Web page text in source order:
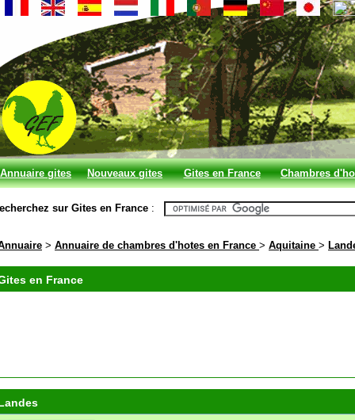
Annuaire gites Nouveaux gites
et chambres
Gites en France Chambres
en France
sur Gites en France :
> Annuaire de chambres d'hotes en France > Aquitaine >
en France